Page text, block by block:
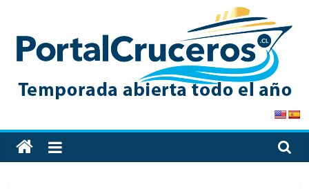
content
PortalCruceros
Toda
la